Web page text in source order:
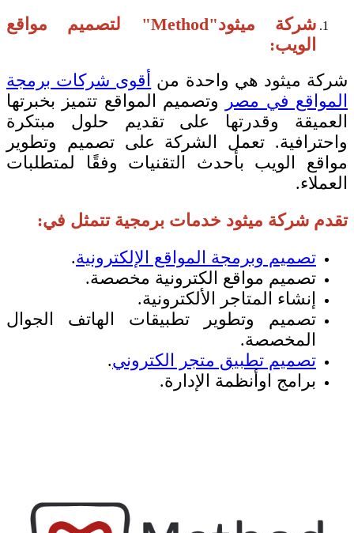
شركة ميثود"Method" لتصميم مواقع
الويب:
شركة ميثود هي واحدة من أقوى شركات برمجة
المواقع في مصر
وتصميم المواقع تتميز بخبرتها
العميقة وقدرتها على تقديم حلول مبتكرة
واحترافية. تعمل الشركة على تصميم وتطوير
مواقع الويب بأحدث التقنيات وفقًا لمتطلبات
العملاء.
تقدم شركة ميثود خدمات برمجية تتمثل في:
تصميم وبرمجة المواقع الإلكترونية.
تصميم مواقع الكترونية مخصصة.
إنشاء المتاجر الألكترونية.
تصميم وتطوير تطبيقات الهاتف الجوال
المخصصة.
تصميم تطبيق متجر الكتروني.
برامج اوأنظمة الإدارة.